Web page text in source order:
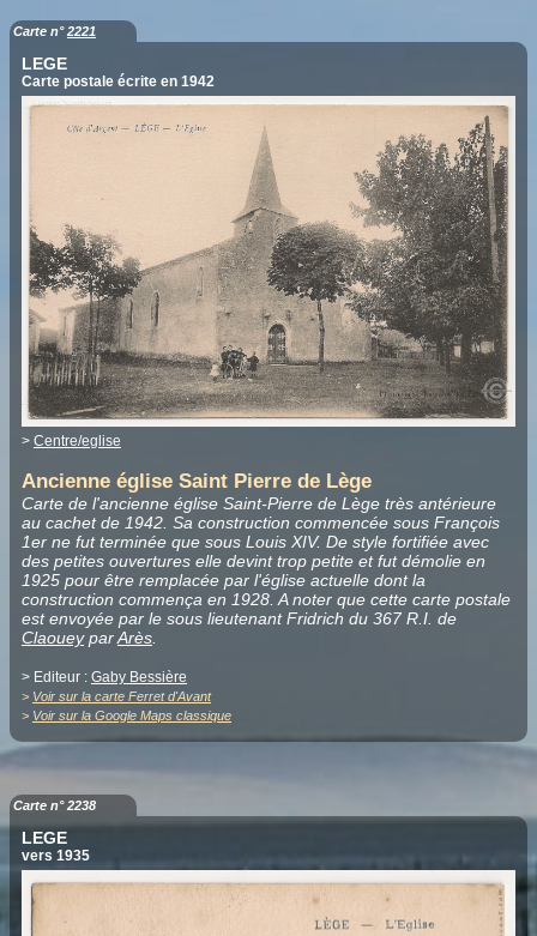
Carte n°2221
LEGE
Carte postale écrite en 1942
> Centre/eglise
Ancienne église Saint Pierre de Lège
Carte de l'ancienne église Saint-Pierre de Lège très antérieure
au cachet de 1942. Sa construction commencée sous François
1er ne fut terminée que sous Louis XIV. De style fortifiée avec
des petites ouvertures elle devint trop petite et fut démolie en
1925 pour être remplacée par l'église actuelle dont la
construction commença en 1928. A noter que cette carte postale
est envoyée par le sous lieutenant Fridrich du 367 R.I. de
ClaoueyparArès
> Editeur : Gaby Bessière
> Voir sur la carte Ferret d'Avant
> Voir sur la Google Maps classique
Carte n° 2238
LEGE
vers 1935